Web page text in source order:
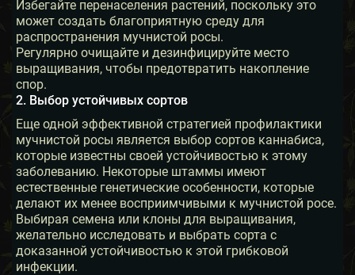
Избегайте перенаселения растений, поскольку это
может создать благоприятную среду для
распространения мучнистой росы.
Регулярно очищайте и дезинфицируйте место
выращивания, чтобы предотвратить накопление
спор.
2. Выбор устойчивых сортов
Еще одной эффективной стратегией профилактики
мучнистой росы является выбор сортов каннабиса,
которые известны своей устойчивостью к этому
заболеванию. Некоторые штаммы имеют
естественные генетические особенности, которые
делают их менее восприимчивыми к мучнистой росе.
Выбирая семена или клоны для выращивания,
желательно исследовать и выбрать сорта с
доказанной устойчивостью к этой грибковой
инфекции.